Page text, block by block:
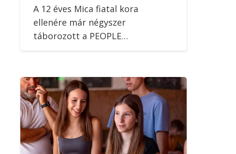
A 12 éves Mica fiatal kora
ellenére már négyszer
táborozott a PEOPLE…